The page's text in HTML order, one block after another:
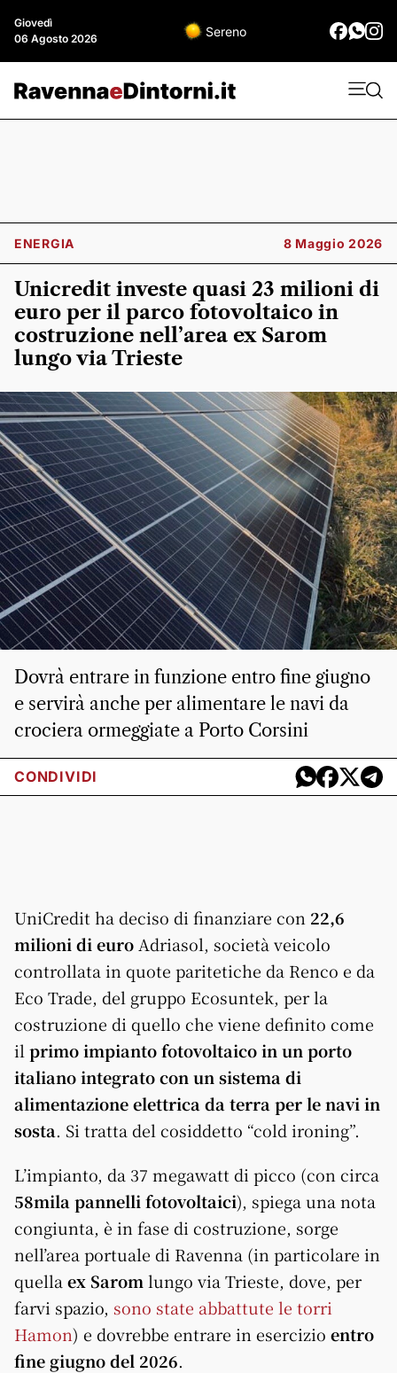
Giovedì
06 Agosto 2026
Sereno
ENERGIA 8 Maggio 2026
Unicredit investe quasi 23 milioni di
euro per il parco fotovoltaico in
costruzione nell’area ex Sarom
lungo via Trieste
Dovrà entrare in funzione entro fine giugno
e servirà anche per alimentare le navi da
crociera ormeggiate a Porto Corsini
CONDIVIDI
UniCredit ha deciso di finanziare con 22,6
milioni di euro Adriasol, società veicolo
controllata in quote paritetiche da Renco e da
Eco Trade, del gruppo Ecosuntek, per la
costruzione di quello che viene definito come
il primo impianto fotovoltaico in un porto
italiano integrato con un sistema di
alimentazione elettrica da terra per le navi in
sosta. Si tratta del cosiddetto “cold ironing”.
L’impianto, da 37 megawatt di picco (con circa
58mila pannelli fotovoltaici), spiega una nota
congiunta, è in fase di costruzione, sorge
nell’area portuale di Ravenna (in particolare in
quella ex Sarom lungo via Trieste, dove, per
farvi spazio, sono state abbattute le torri
Hamon) e dovrebbe entrare in esercizio entro
fine giugno del 2026.